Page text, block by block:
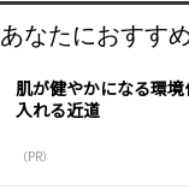
あなたにおすす
肌が健やかになる環
入れる近道
（PR）